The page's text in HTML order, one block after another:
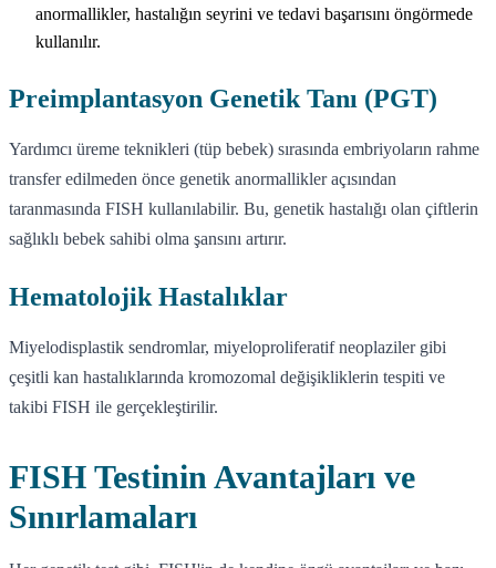
anormallikler, hastalığın seyrini ve tedavi başarısını öngörmede
kullanılır.
Preimplantasyon Genetik Tanı (PGT)
Yardımcı üreme teknikleri (tüp bebek) sırasında embriyoların rahme
transfer edilmeden önce genetik anormallikler açısından
taranmasında FISH kullanılabilir. Bu, genetik hastalığı olan çiftlerin
sağlıklı bebek sahibi olma şansını artırır.
Hematolojik Hastalıklar
Miyelodisplastik sendromlar, miyeloproliferatif neoplaziler gibi
çeşitli kan hastalıklarında kromozomal değişikliklerin tespiti ve
takibi FISH ile gerçekleştirilir.
FISH Testinin Avantajları ve
Sınırlamaları